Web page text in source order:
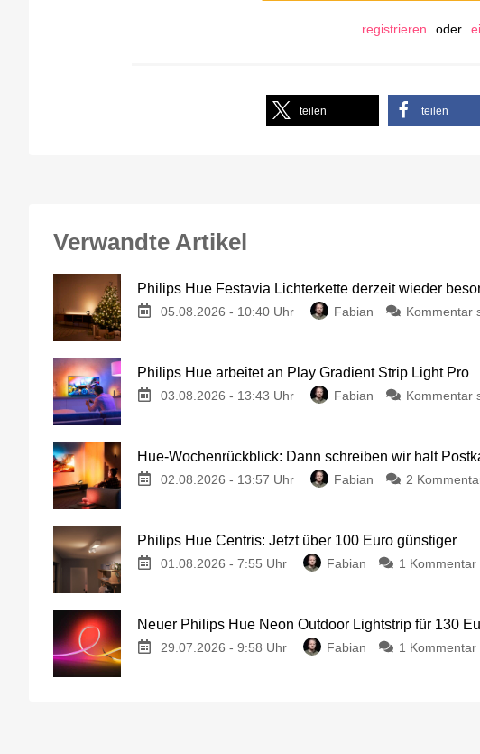
registrieren oder
teilen teilen
Verwandte Artikel
Philips Hue Festavia Lichterkette derzeit wieder
05.08.2026 - 10:40 Uhr Fabian Kommentar
Philips Hue arbeitet an Play Gradient Strip Light Pro
03.08.2026 - 13:43 Uhr Fabian Kommentar
Hue-Wochenrückblick: Dann schreiben wir halt
02.08.2026 - 13:57 Uhr Fabian 2
Philips Hue Centris: Jetzt über 100 Euro günstiger
01.08.2026 - 7:55 Uhr Fabian 1 Kommentar
Neuer Philips Hue Neon Outdoor Lightstrip für 130
29.07.2026 - 9:58 Uhr Fabian 1 Kommentar